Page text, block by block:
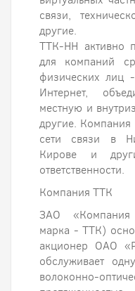
связи,
другие.
ТТК-НН активно
для компаний
физических лиц
Интернет,
местную и
другие.
сети связи в
Кирове и
ответственности.
Компания ТТК
ЗАО «Компания
марка - ТТК)
акционер ОАО
обслуживает
волоконно-